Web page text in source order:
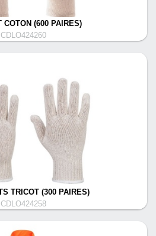
COTON (600 PAIRES)
CDLO424260
TRICOT (300 PAIRES)
CDLO424258